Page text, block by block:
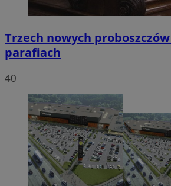
Trzech nowych
parafiach
40